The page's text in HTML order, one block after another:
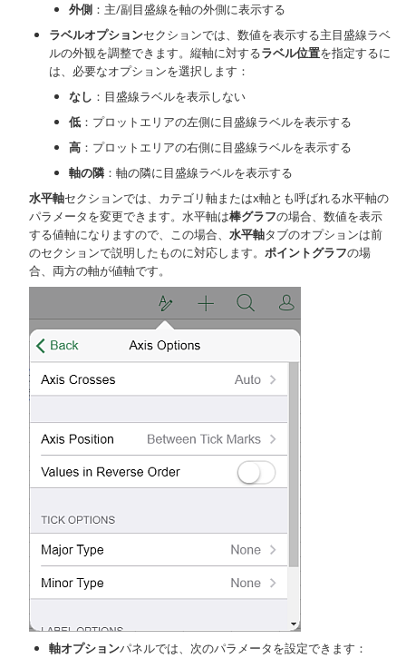
外側 ：主/副目盛線を軸の外側に表示する
ラベルオプションセクションでは、数値を表示する主目盛線ラベ
ルの外観を調整できます。縦軸に対するラベル位置を指定するに
は、必要なオプションを選択します：
なし ：目盛線ラベルを表示しない
低 ：プロットエリアの左側に目盛線ラベルを表示する
高 ：プロットエリアの右側に目盛線ラベルを表示する
軸の隣 ：軸の隣に目盛線ラベルを表示する
水平軸セクションでは、カテゴリ軸またはx軸とも呼ばれる水平軸の
パラメータを変更できます。水平軸は棒グラフの場合、数値を表示
する値軸になりますので、この場合、 水平軸タブのオプションは前
のセクションで説明したものに対応します。 ポイントグラフの場
合、両方の軸が値軸です。
軸オプションパネルでは、次のパラメータを設定できます：